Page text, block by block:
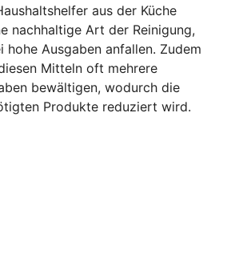
aus der Küche
nachhaltige Art der Reinigung,
hohe Ausgaben anfallen. Zudem
Mitteln oft mehrere
bewältigen, wodurch die
Produkte reduziert wird.